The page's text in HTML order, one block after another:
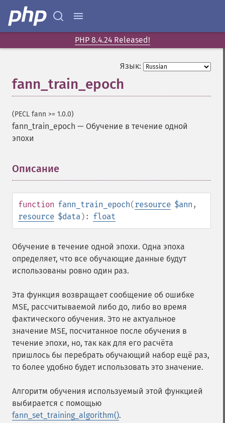
PHP 8.4.24 Released!
Язык:
fann_train_epoch
(PECL fann >= 1.0.0)
fann_train_epoch — Обучение в течение одной
эпохи
Описание
function fann_train_epoch(resource $ann ,
resource $data): float
Обучение в течение одной эпохи. Одна эпоха
определяет, что все обучающие данные будут
использованы ровно один раз.
Эта функция возвращает сообщение об ошибке
MSE, рассчитываемой либо до, либо во время
фактического обучения. Это не актуальное
значение MSE, посчитанное после обучения в
течение эпохи, но, так как для его расчёта
пришлось бы перебрать обучающий набор ещё раз,
то более удобно будет использовать это значение.
Алгоритм обучения используемый этой функцией
выбирается с помощью
fann_set_training_algorithm().